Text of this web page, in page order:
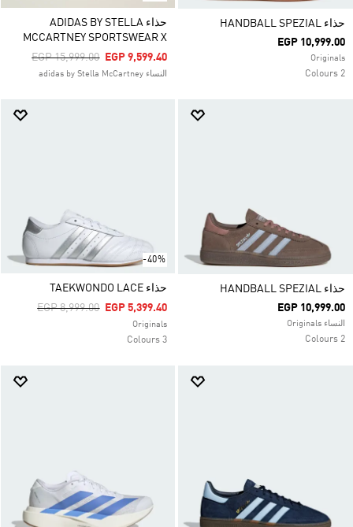
حذاء HANDBALL SPEZIAL
EGP 10,999.00
Originals
2 Colours
حذاء ADIDAS BY STELLA
MCCARTNEY SPORTSWEAR X
Price Reduced From
EGP 15,999.00ToEGP 9,599.40
النساء adidas by Stella McCartney
حذاء HANDBALL SPEZIAL
EGP 10,999.00
النساء Originals
2 Colours
-40%
حذاء TAEKWONDO LACE
Price Reduced From
EGP 8,999.00ToEGP 5,399.40
Originals
3 Colours